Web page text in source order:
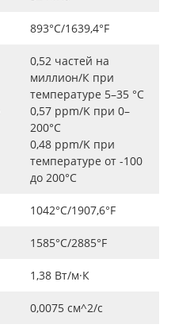
893°C/1639,4°F
0,52 частей на
миллион/К при
температуре 5–35 °C
0,57 ppm/K при 0–
200°C
0,48 ppm/K при
температуре от -100
до 200°C
1042°C/1907,6°F
1585°C/2885°F
1,38 Вт/м·К
0,0075 см^2/с